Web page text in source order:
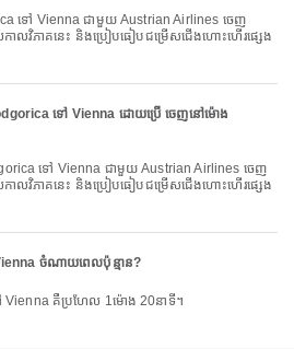
ាលវិភាគនេះ និងប្រៀបធៀបជម្រើសជើងហោះហើរផ្សេង
ទៅ Vienna ដោយប្រើ ចេញនៅម៉ោង
ាលវិភាគនេះ និងប្រៀបធៀបជម្រើសជើងហោះហើរផ្សេង
ចំណាយពេលប៉ុន្មាន?
Vienna គឺប្រហែល 1ម៉ោង 20នាទី។